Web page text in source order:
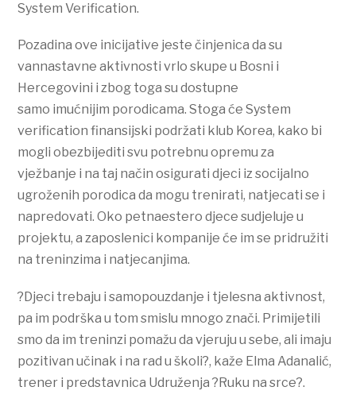
System Verification.
Pozadina ove inicijative jeste činjenica da su
vannastavne aktivnosti vrlo skupe u Bosni i
Hercegovini i zbog toga su dostupne
samo imućnijim porodicama. Stoga će System
verification finansijski podržati klub Korea, kako bi
mogli obezbijediti svu potrebnu opremu za
vježbanje i na taj način osigurati djeci iz socijalno
ugroženih porodica da mogu trenirati, natjecati se i
napredovati. Oko petnaestero djece sudjeluje u
projektu, a zaposlenici kompanije će im se pridružiti
na treninzima i natjecanjima.
?Djeci trebaju i samopouzdanje i tjelesna aktivnost,
pa im podrška u tom smislu mnogo znači. Primijetili
smo da im treninzi pomažu da vjeruju u sebe, ali imaju
pozitivan učinak i na rad u školi?, kaže Elma Adanalić,
trener i predstavnica Udruženja ?Ruku na srce?.